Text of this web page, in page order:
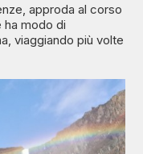
approda al corso
ha modo di
viaggiando più volte